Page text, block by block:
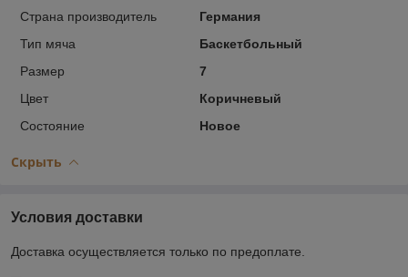
Страна производитель
Германия
Тип мяча
Баскетбольный
Размер
7
Цвет
Коричневый
Состояние
Новое
Скрыть
Условия доставки
Доставка осуществляется только по предоплате.